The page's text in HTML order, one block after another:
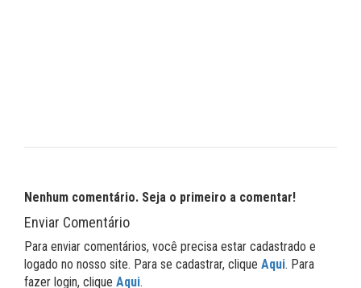
Nenhum comentário. Seja o primeiro a comentar!
Enviar Comentário
Para enviar comentários, você precisa estar cadastrado e
logado no nosso site. Para se cadastrar, clique Aqui. Para
fazer login, clique Aqui.